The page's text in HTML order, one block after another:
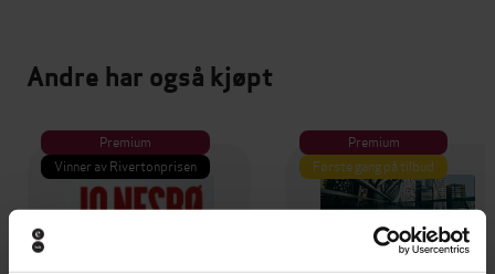
Andre har også kjøpt
Premium
Vinner av Rivertonprisen
Premium
Første gang på tilbud